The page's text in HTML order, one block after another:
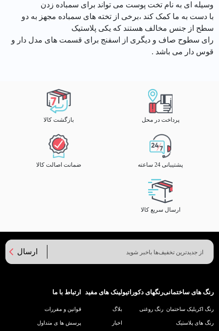
وسیله ای به نام تخت پوست می تواند برای سمباده زدن
با دست به ما کمک کند ،برخی از تخته های سمباده مجهز به دو
سطح از جنس مخالف هستند که یکی پلاستیک
رای سطوح صاف و دیگری از اسفنج برای قسمت های مدل دار و
قوس دار می باشد .
پرداخت در محل بازگشت کالا
پشتیبانی 24 ساعته ضمانت اصالت کالا
ارسال سریع کالا
ارسال
رنگ های ساختمانی
رنگ اکریلیک ساختمان
رنگ های پلاستیک
رنگهای دکوراتیو
رنگ روغنی
لینک های مفید
بلاگ
اخبار
ارتباط با ما
قوانین و مقررات
پرسش ها ی متداول